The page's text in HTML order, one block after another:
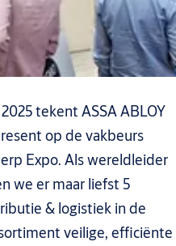
tekent ASSA ABLOY
op de vakbeurs
Expo. Als wereldleider
we er maar liefst 5
& logistiek in de
veilige, efficiënte